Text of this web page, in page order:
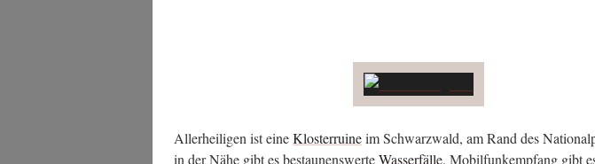
Aller­hei­li­gen ist eineKlos­ter­rui­neim Schwarz­wald, am Rand des
in der Nähe gibt es bestau­nens­wer­teWas­ser­fäl­le. Mobil­funk­emp­fang gibt